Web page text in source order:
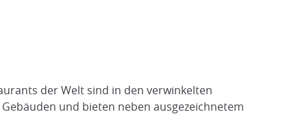
der Welt sind in den verwinkelten
und bieten neben ausgezeichnetem